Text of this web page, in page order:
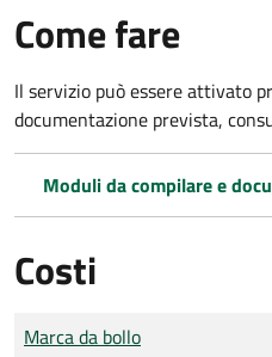
Come fare
Il servizio può essere attivato
documentazione prevista,
Moduli da compilare e
Costi
Tipo di pagamento
Importo
Marca da bollo